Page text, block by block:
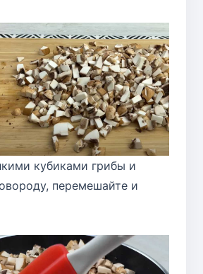
кубиками грибы и
перемешайте и